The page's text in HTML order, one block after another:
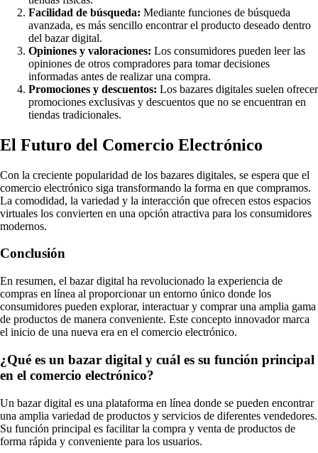
Facilidad de búsqueda: Mediante funciones de búsqueda
avanzada, es más sencillo encontrar el producto deseado dentro
del bazar digital.
Opiniones y valoraciones: Los consumidores pueden leer las
opiniones de otros compradores para tomar decisiones
informadas antes de realizar una compra.
Promociones y descuentos: Los bazares digitales suelen ofrecer
promociones exclusivas y descuentos que no se encuentran en
tiendas tradicionales.
El Futuro del Comercio Electrónico
Con la creciente popularidad de los bazares digitales, se espera que el
comercio electrónico siga transformando la forma en que compramos.
La comodidad, la variedad y la interacción que ofrecen estos espacios
virtuales los convierten en una opción atractiva para los consumidores
modernos.
Conclusión
En resumen, el bazar digital ha revolucionado la experiencia de
compras en línea al proporcionar un entorno único donde los
consumidores pueden explorar, interactuar y comprar una amplia gama
de productos de manera conveniente. Este concepto innovador marca
el inicio de una nueva era en el comercio electrónico.
¿Qué es un bazar digital y cuál es su función principal
en el comercio electrónico?
Un bazar digital es una plataforma en línea donde se pueden encontrar
una amplia variedad de productos y servicios de diferentes vendedores.
Su función principal es facilitar la compra y venta de productos de
forma rápida y conveniente para los usuarios.